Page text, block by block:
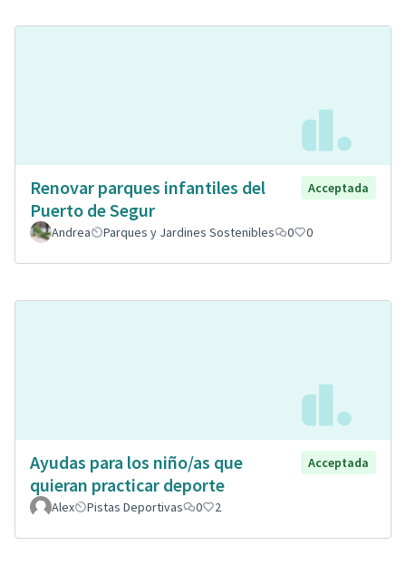
Renovar parques infantiles del
Puerto de Segur
Acceptada
Andrea Parques y Jardines Sostenibles 0 0
Ayudas para los niño/as que
quieran practicar deporte
Acceptada
Alex Pistas Deportivas 0 2